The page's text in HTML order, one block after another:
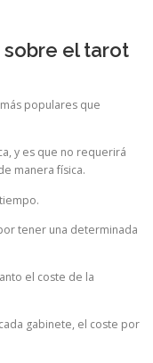
el tarot
populares que
y es que no requerirá
manera física.
tener una determinada
el coste de la
gabinete, el coste por